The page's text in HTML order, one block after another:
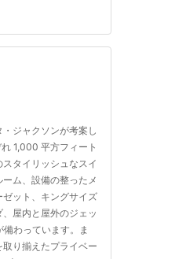
ジャクソンが考案し
1,000 平方フィート
タイリッシュなスイ
ム、設備の整ったメ
ット、キングサイズ
屋内と屋外のジェッ
わっています。ま
り揃えたプライベー